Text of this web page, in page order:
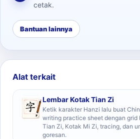
cetak.
Bantuan lainnya
Alat terkait
Lembar Kotak Tian Zi
Ketik karakter Hanzi lalu buat
writing practice sheet dengan grid
Tian Zi, Kotak Mi Zi, tracing, dan
goresan.